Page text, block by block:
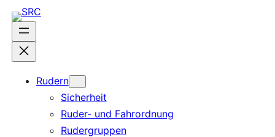
Zum
Inhalt
springen
Rudern
Sicherheit
Ruder- und Fahrordnung
Rudergruppen